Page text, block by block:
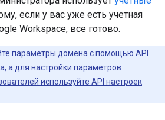
если у вас уже есть учетная
Workspace, все готово.
параметры домена с помощью API
а для настройки параметров
используйте API настроек